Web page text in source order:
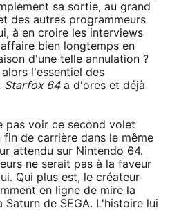
sa sortie, au grand
des autres programmeurs
à en croire les interviews
bien longtemps en
d'une telle annulation ?
l'essentiel des
Starfox 64a d'ores et déjà
pas voir ce second volet
de carrière dans le même
attendu sur Nintendo 64.
ne serait pas à la faveur
Qui plus est, le créateur
en ligne de mire la
de SEGA. L'histoire lui